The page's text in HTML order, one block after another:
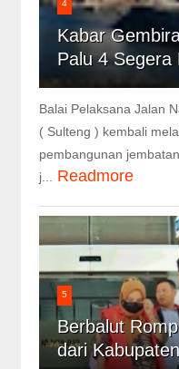
4
Kabar
Palu 4 Segera
Balai Pelaksana Jalan
( Sulteng ) kembali
pembangunan
j...
Readmore
5
Berbalut
dari